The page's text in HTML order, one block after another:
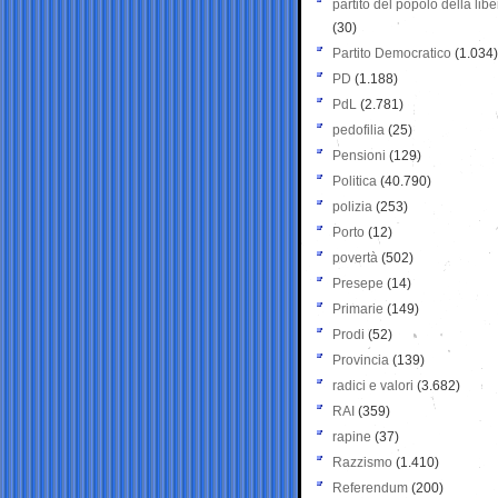
partito del popolo della
(30)
Partito Democratico (1.034)
PD (1.188)
PdL (2.781)
pedofilia (25)
Pensioni (129)
Politica (40.790)
polizia (253)
Porto (12)
povertà (502)
Presepe (14)
Primarie (149)
Prodi (52)
Provincia (139)
radici e valori (3.682)
RAI (359)
rapine (37)
Razzismo (1.410)
Referendum (200)